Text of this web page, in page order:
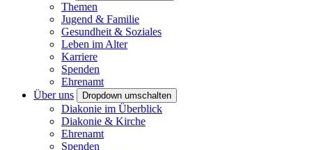
Themen
Jugend & Familie
Gesundheit & Soziales
Leben im Alter
Karriere
Spenden
Ehrenamt
Über uns
Dropdown umschalten
Diakonie im Überblick
Diakonie & Kirche
Ehrenamt
Spenden